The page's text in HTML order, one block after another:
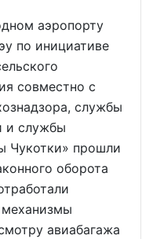
аэропорту
по инициативе
совместно с
службы
и службы
Чукотки» прошли
оборота
авиабагажа